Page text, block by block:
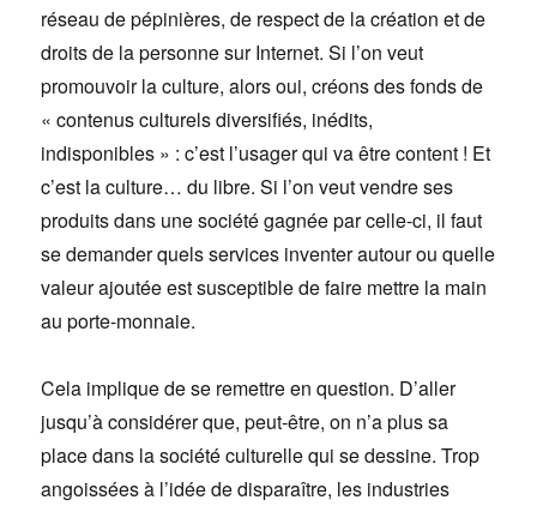
réseau de pépinières, de respect de la création et de
droits de la personne sur Internet. Si l’on veut
promouvoir la culture, alors oui, créons des fonds de
« contenus culturels diversifiés, inédits,
indisponibles » : c’est l’usager qui va être content ! Et
c’est la culture… du libre. Si l’on veut vendre ses
produits dans une société gagnée par celle-ci, il faut
se demander quels services inventer autour ou quelle
valeur ajoutée est susceptible de faire mettre la main
au porte-monnaie.
Cela implique de se remettre en question. D’aller
jusqu’à considérer que, peut-être, on n’a plus sa
place dans la société culturelle qui se dessine. Trop
angoissées à l’idée de disparaître, les industries